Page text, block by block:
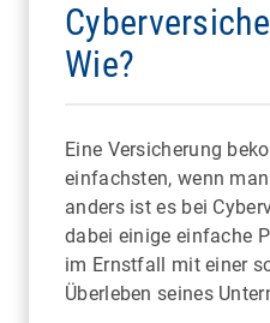
Wie?
Eine Versicherung
einfachsten, wenn
anders ist es bei
dabei einige einfache
im Ernstfall mit einer
Überleben seines